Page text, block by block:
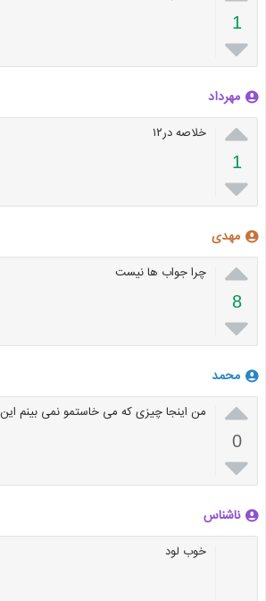
1

مهرداد

1

خلاصه در۱۲
مهدی

8

چرا جواب ها نیست
محمد

0

من اینجا چیزی که می خاستمو نمی بینم
ناشناس
خوب لود